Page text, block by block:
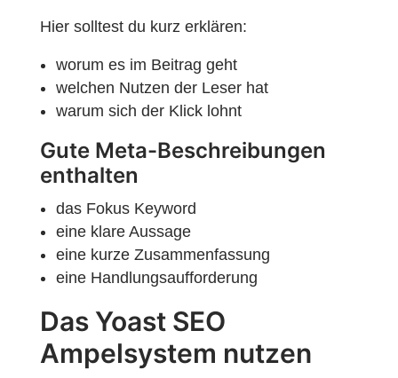
Hier solltest du kurz erklären:
worum es im Beitrag geht
welchen Nutzen der Leser hat
warum sich der Klick lohnt
Gute Meta-Beschreibungen
enthalten
das Fokus Keyword
eine klare Aussage
eine kurze Zusammenfassung
eine Handlungsaufforderung
Das Yoast SEO
Ampelsystem nutzen